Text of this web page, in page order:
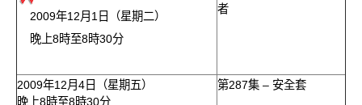
2009年12月1日（星期二）
晚上8時至8時30分
者
2009年12月4日（星期五）
晚上8時至8時30分
第287集 – 安全套